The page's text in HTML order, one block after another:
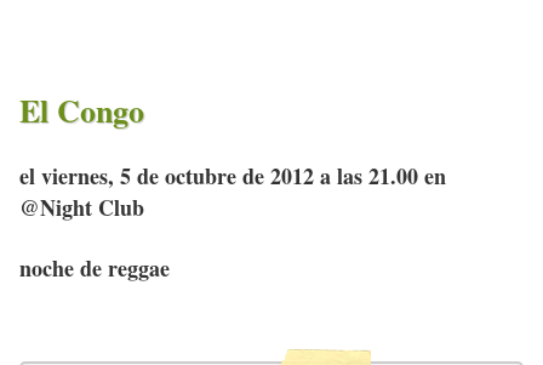
El Congo
el viernes, 5 de octubre de 2012 a las 21.00 en
@Night Club
noche de reggae